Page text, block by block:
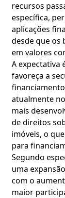
recursos
específica,
aplicações
desde que os
em valores
A expectativa
favoreça a
atualmente
mais
de direitos
imóveis, o
para
Segundo
uma
com o
maior